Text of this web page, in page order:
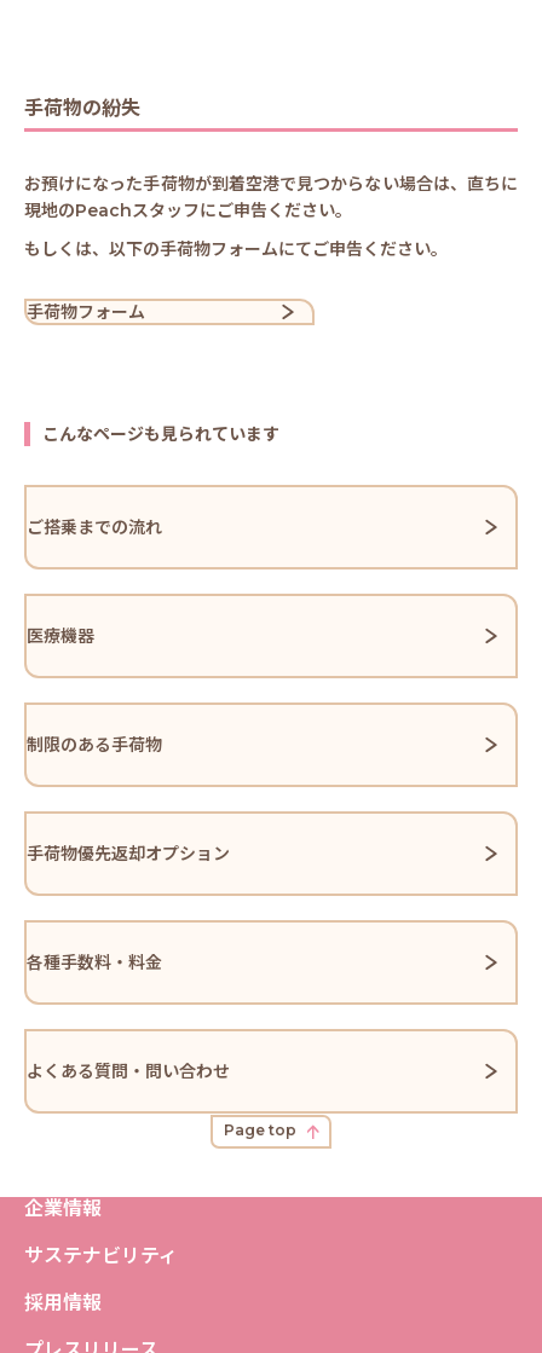
手荷物の紛失
お預けになった手荷物が到着空港で見つからない場合は、直ちに
現地のPeachスタッフにご申告ください。
もしくは、以下の手荷物フォームにてご申告ください。
手荷物フォーム
こんなページも見られています
ご搭乗までの流れ
医療機器
制限のある手荷物
手荷物優先返却オプション
各種手数料・料金
よくある質問・問い合わせ
Page top
企業情報
サステナビリティ
採用情報